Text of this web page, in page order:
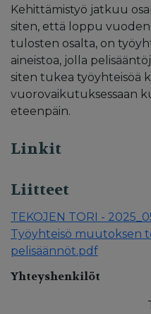
Kehittämistyö jatkuu
siten, että loppu
tulosten osalta, on
aineistoa, jolla
siten tukea työyhteisöä
vuorovaikutuksessaan
eteenpäin.
Linkit
Liitteet
TEKOJEN TORI -
Työyhteisö muutoksen
pelisäännöt.pdf
Yhteyshenkilöt